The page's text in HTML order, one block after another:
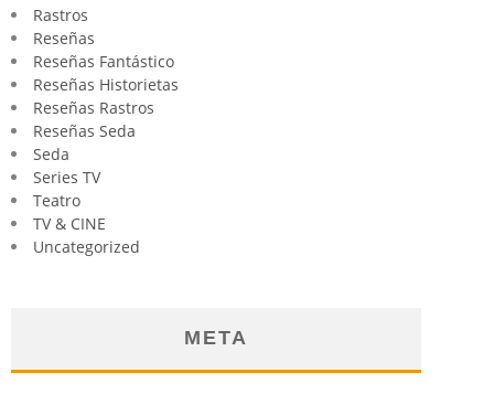
Rastros
Reseñas
Reseñas Fantástico
Reseñas Historietas
Reseñas Rastros
Reseñas Seda
Seda
Series TV
Teatro
TV & CINE
Uncategorized
META